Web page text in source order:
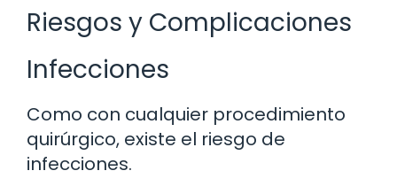
Riesgos y Complicaciones
Infecciones
Como con cualquier procedimiento
quirúrgico, existe el riesgo de
infecciones.